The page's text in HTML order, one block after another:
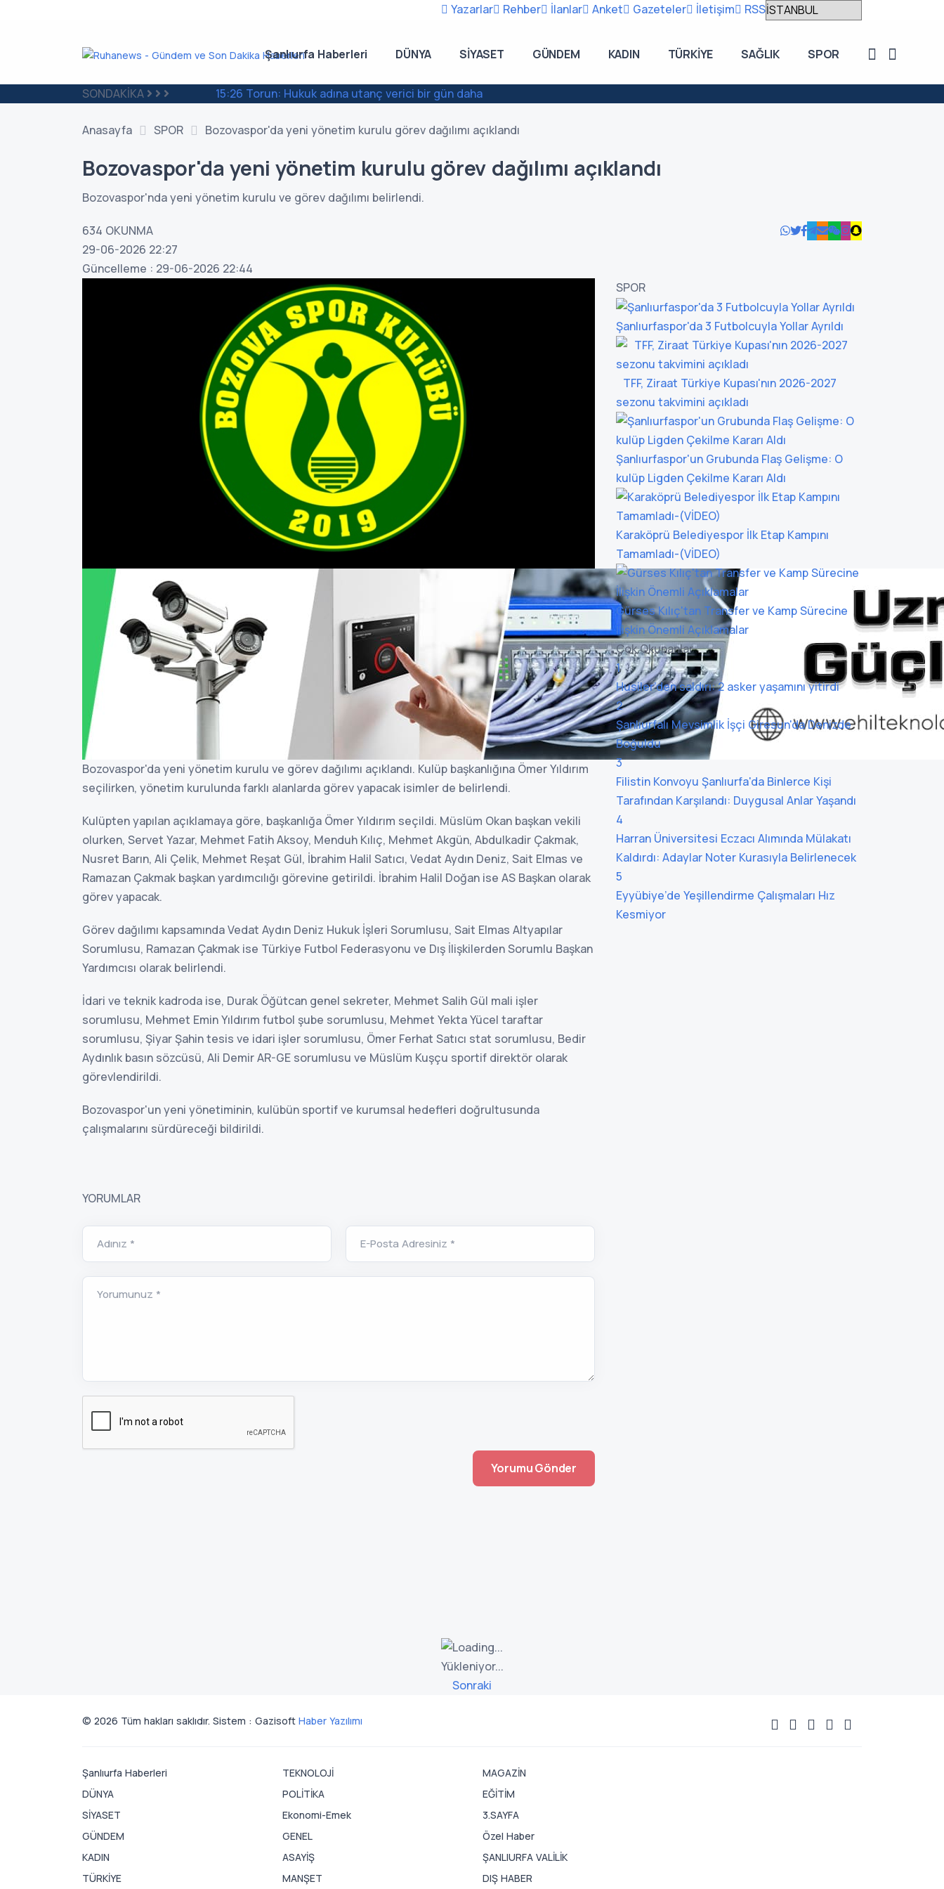
Yazarlar Rehber İlanlar Anket Gazeteler İletişim RSS
Şanlıurfa Haberleri DÜNYA SİYASET GÜNDEM KADIN TÜRKİYE SAĞLIK SPOR
SONDAKİKA 15:26 Torun: Hukuk adına utanç verici bir gün daha
Anasayfa SPOR Bozovaspor'da yeni yönetim kurulu görev dağılımı açıklandı
Bozovaspor'da yeni yönetim kurulu görev dağılımı açıklandı
Bozovaspor'nda yeni yönetim kurulu ve görev dağılımı belirlendi.
634 OKUNMA
29-06-2026 22:27
Güncelleme : 29-06-2026 22:44
Bozovaspor'da yeni yönetim kurulu ve görev dağılımı açıklandı. Kulüp başkanlığına Ömer Yıldırım
seçilirken, yönetim kurulunda farklı alanlarda görev yapacak isimler de belirlendi.
Kulüpten yapılan açıklamaya göre, başkanlığa Ömer Yıldırım seçildi. Müslüm Okan başkan vekili
olurken, Servet Yazar, Mehmet Fatih Aksoy, Menduh Kılıç, Mehmet Akgün, Abdulkadir Çakmak,
Nusret Barın, Ali Çelik, Mehmet Reşat Gül, İbrahim Halil Satıcı, Vedat Aydın Deniz, Sait Elmas ve
Ramazan Çakmak başkan yardımcılığı görevine getirildi. İbrahim Halil Doğan ise AS Başkan olarak
görev yapacak.
Görev dağılımı kapsamında Vedat Aydın Deniz Hukuk İşleri Sorumlusu, Sait Elmas Altyapılar
Sorumlusu, Ramazan Çakmak ise Türkiye Futbol Federasyonu ve Dış İlişkilerden Sorumlu Başkan
Yardımcısı olarak belirlendi.
İdari ve teknik kadroda ise, Durak Öğütcan genel sekreter, Mehmet Salih Gül mali işler
sorumlusu, Mehmet Emin Yıldırım futbol şube sorumlusu, Mehmet Yekta Yücel taraftar
sorumlusu, Şiyar Şahin tesis ve idari işler sorumlusu, Ömer Ferhat Satıcı stat sorumlusu, Bedir
Aydınlık basın sözcüsü, Ali Demir AR-GE sorumlusu ve Müslüm Kuşçu sportif direktör olarak
görevlendirildi.
Bozovaspor'un yeni yönetiminin, kulübün sportif ve kurumsal hedefleri doğrultusunda
çalışmalarını sürdüreceği bildirildi.
YORUMLAR
Adınız * E-Posta Adresiniz *
Yorumunuz *
SPOR
Şanlıurfaspor'da 3 Futbolcuyla Yollar Ayrıldı
TFF, Ziraat Türkiye Kupası'nın 2026-2027
sezonu takvimini açıkladı
Şanlıurfaspor'un Grubunda Flaş Gelişme: O
kulüp Ligden Çekilme Kararı Aldı
Karaköprü Belediyespor İlk Etap Kampını
Tamamladı-(VİDEO)
Gürses Kılıç'tan Transfer ve Kamp Sürecine
İlişkin Önemli Açıklamalar
Çok Okunanlar
1
Husiler’den saldırı: 2 asker yaşamını yitirdi
2
Şanlıurfalı Mevsimlik İşçi Giresun'da Denizde
Boğuldu
3
Filistin Konvoyu Şanlıurfa'da Binlerce Kişi
Tarafından Karşılandı: Duygusal Anlar Yaşandı
4
Harran Üniversitesi Eczacı Alımında Mülakatı
Kaldırdı: Adaylar Noter Kurasıyla Belirlenecek
5
Eyyübiye’de Yeşillendirme Çalışmaları Hız
Kesmiyor
Yükleniyor...
Sonraki
© 2026 Tüm hakları saklıdır. Sistem : Gazisoft Haber Yazılımı
Şanlıurfa Haberleri
DÜNYA
SİYASET
GÜNDEM
KADIN
TÜRKİYE
TEKNOLOJİ
POLİTİKA
Ekonomi-Emek
GENEL
ASAYİŞ
MANŞET
MAGAZİN
EĞİTİM
3.SAYFA
Özel Haber
ŞANLIURFA VALİLİK
DIŞ HABER